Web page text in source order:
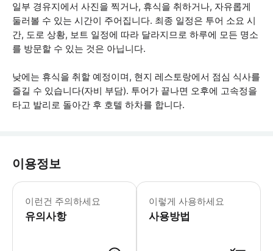
일부 경유지에서 사진을 찍거나, 휴식을 취하거나, 자유롭게
둘러볼 수 있는 시간이 주어집니다. 최종 일정은 투어 소요 시
간, 도로 상황, 보트 일정에 따라 달라지므로 하루에 모든 명소
를 방문할 수 있는 것은 아닙니다.
낮에는 휴식을 취할 예정이며, 현지 레스토랑에서 점심 식사를
즐길 수 있습니다(자비 부담). 투어가 끝나면 오후에 고속정을
타고 발리로 돌아간 후 호텔 하차를 합니다.
이용정보
이런건 주의하세요
유의사항
누사 페니다(Nusa Penida)의 해변 중
이렇게 사용하세요
사용방법